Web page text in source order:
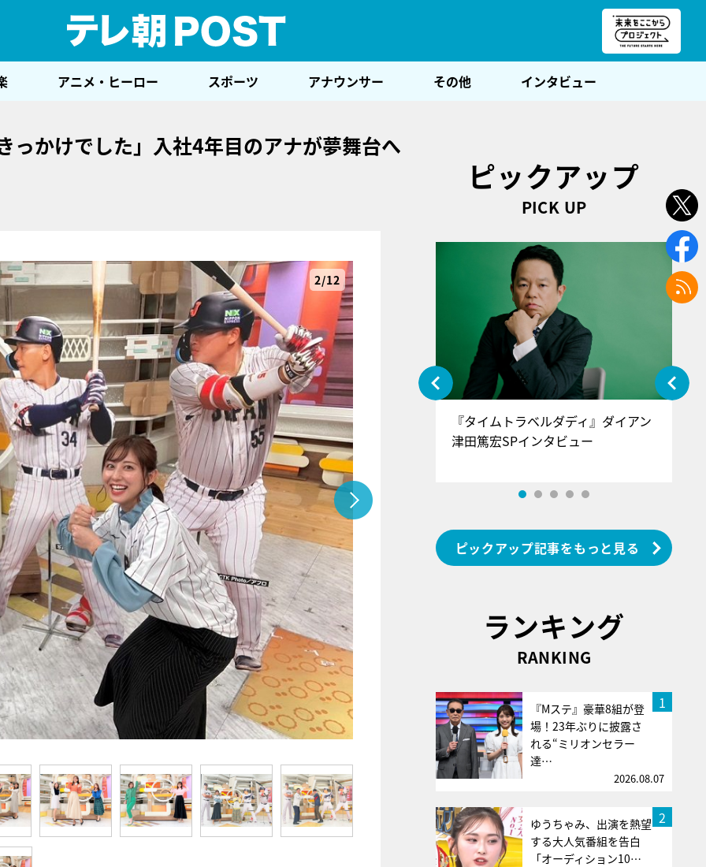
アニメ・ヒーロー スポーツ アナウンサー その他 インタビュー
っかけでした」入社4年目のアナが夢舞台へ
2/12
ピックアップ
PICK UP
『アイ＝ラブ！げーみんぐ』＝LOV
E齋藤樹愛羅＆佐々木舞香SPインタ
ビュー
『タイムトラベルダディ』ダイアン
津田篤宏SPインタビュー
ピックアップ記事をもっと見る
ランキング
RANKING
1
『Mステ』豪華8組が登
場！23年ぶりに披露さ
れる“ミリオンセラー
達…
2026.08.07
2
ゆうちゃみ、出演を熱望
する大人気番組を告白
「オーディション10…